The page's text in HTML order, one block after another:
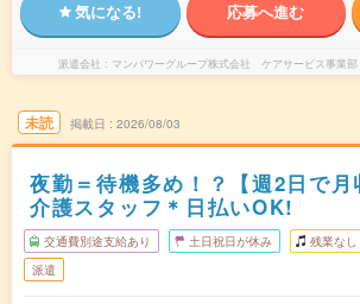
気になる! 応募へ進む
派遣会社 マンパワーグループ株式会社 ケアサービス事業
未読 掲載日 2026/08/03
夜勤＝待機多め！？【週2日で月
介護スタッフ＊日払いOK!
交通費別途支給あり 土日祝日が休み 残業なし
派遣